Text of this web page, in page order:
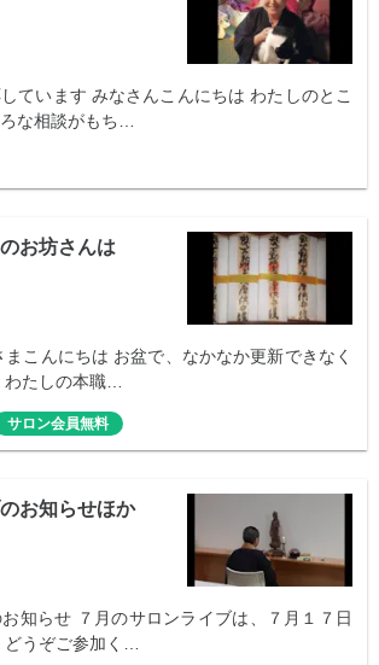
ています みなさんこんにちは わたしのとこ
な相談がもち…
お坊さんは
こんにちは お盆で、なかなか更新できなく
わたしの本職…
サロン会員無料
お知らせほか
知らせ ７月のサロンライブは、７月１７日
どうぞご参加く…